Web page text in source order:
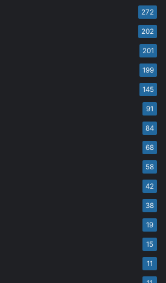
272
202
201
199
145
91
84
68
58
42
38
19
15
11